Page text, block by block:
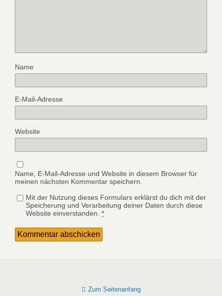
Name
E-Mail-Adresse
Website
Name, E-Mail-Adresse und Website in diesem Browser für
meinen nächsten Kommentar speichern.
Mit der Nutzung dieses Formulars erklärst du dich mit der
Speicherung und Verarbeitung deiner Daten durch diese
Website einverstanden. *
Zum Seitenanfang